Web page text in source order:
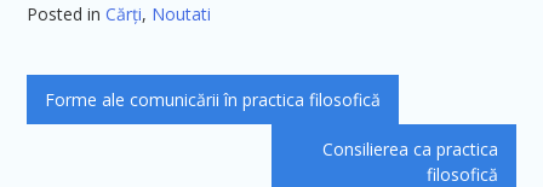
Posted inCărți, Noutati
Navigare
în
Forme ale comunicării în practica filosofică
Consilierea ca practica
filosofică